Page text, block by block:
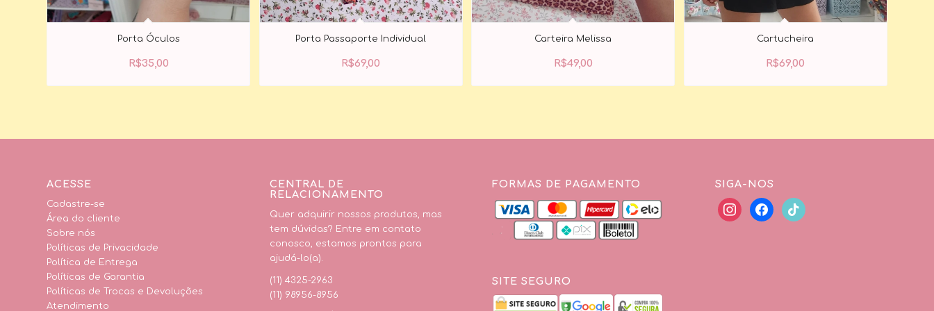
Porta Óculos
R$35,00
Porta Passaporte Individual
R$69,00
Carteira Melissa
R$49,00
Cartucheira
R$69,00
ACESSE
Cadastre-se
Área do cliente
Sobre nós
Políticas de Privacidade
Política de Entrega
Políticas de Garantia
Políticas de Trocas e Devoluções
Atendimento
CENTRAL DE
RELACIONAMENTO
Quer adquirir nossos produtos, mas
tem dúvidas? Entre em contato
conosco, estamos prontos para
ajudá-lo(a).
(11) 4325-2963
(11) 98956-8956
FORMAS DE PAGAMENTO
SITE SEGURO
SIGA-NOS